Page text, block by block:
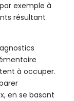
exemple à
résultant
à occuper.
en se basant